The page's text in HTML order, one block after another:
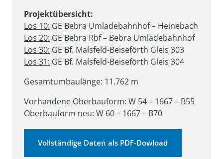
Los 10:
Los 20:
Los 30:
Los 31: GE Bf. Malsfeld-Beiseförth Gleis 304
Gesamtumbaulänge: 11.762 m
Vorhandene Oberbauform: W 54 – 1667 – B55
Oberbauform neu: W 60 – 1667 – B70
Vollständige Daten als PDF-Dowload